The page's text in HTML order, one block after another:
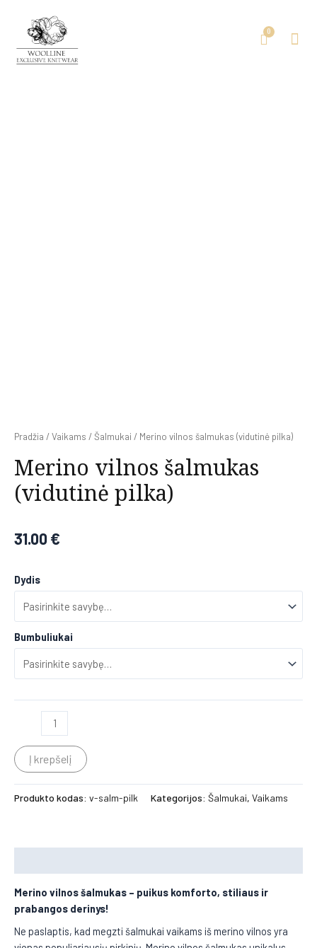
Pradžia /Vaikams /Šalmukai / Merino vilnos šalmukas (vidutinė pilka)
Merino vilnos šalmukas
(vidutinė pilka)
31.00€
Dydis
Bumbuliukai
Į krepšelį
Produkto kodas: v-salm-pilk Kategorijos: Šalmukai, Vaikams
Merino vilnos šalmukas – puikus komforto, stiliaus ir
prabangos derinys!
Ne paslaptis, kad megzti šalmukai vaikams iš merino vilnos yra